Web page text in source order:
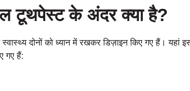
टूथपेस्ट के अंदर क्या है?
दोनों को ध्यान में रखकर डिज़ाइन किए गए हैं। यहां
गए हैं: